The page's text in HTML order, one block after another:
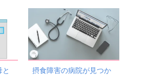
と
摂食障害の病院が見つか